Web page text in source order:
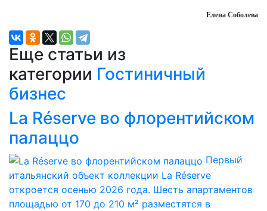
Елена Соболева
Еще статьи из
категории Гостиничный
бизнес
La Réserve во флорентийском
палаццо
Первый
итальянский объект коллекции La Réserve
откроется осенью 2026 года. Шесть апартаментов
площадью от 170 до 210 м² разместятся в